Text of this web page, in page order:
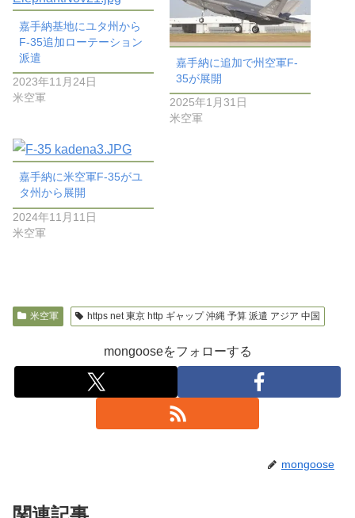
嘉手納基地にユタ州から
F-35追加ローテーション
派遣
2023年11月24日
米空軍
嘉手納に追加で州空軍F-
35が展開
2025年1月31日
米空軍
嘉手納に米空軍F-35がユ
タ州から展開
2024年11月11日
米空軍
米空軍 https net 東京 http ギャップ 沖縄 予算 派遣 アジア 中国
mongooseをフォローする
mongoose